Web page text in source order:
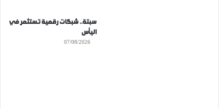
سبتة.. شبكات رقمية تستثمر في
اليأس
07/08/2026